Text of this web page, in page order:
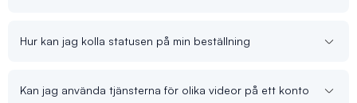
Hur kan jag kolla statusen på min beställning
Kan jag använda tjänsterna för olika videor på ett konto